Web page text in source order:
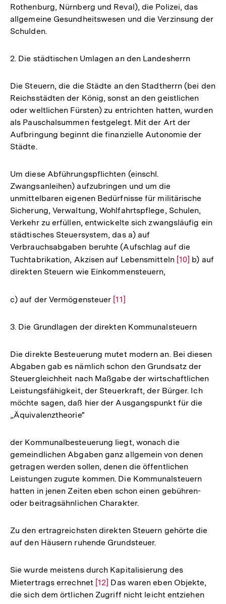
Rothenburg, Nürnberg und Reval), die Polizei, das
allgemeine Gesundheitswesen und die Verzinsung der
Schulden.
2. Die städtischen Umlagen an den Landesherrn
Die Steuern, die die Städte an den Stadtherrn (bei den
Reichsstädten der König, sonst an den geistlichen
oder weltlichen Fürsten) zu entrichten hatten, wurden
als Pauschalsummen festgelegt. Mit der Art der
Aufbringung beginnt die finanzielle Autonomie der
Städte.
Um diese Abführungspflichten (einschl.
Zwangsanleihen) aufzubringen und um die
unmittelbaren eigenen Bedürfnisse für militärische
Sicherung, Verwaltung, Wohlfahrtspflege, Schulen,
Verkehr zu erfüllen, entwickelte sich zwangsläufig ein
städtisches Steuersystem, das a) auf
Verbrauchsabgaben beruhte (Aufschlag auf die
Tuchtabrikation, Akzisen auf Lebensmitteln Zur
[10] b) auf
direkten Steuern wie Einkommensteuern,
c) auf der Vermögensteuer Zur
der
[11]
3. Die Grundlagen der direkten Kommunalsteuern
Die direkte Besteuerung mutet modern an. Bei diesen
Abgaben gab es nämlich schon den Grundsatz der
Steuergleichheit nach Maßgabe der wirtschaftlichen
Leistungsfähigkeit, der Steuerkraft, der Bürger. Ich
möchte sagen, daß hier der Ausgangspunkt für die
„Äquivalenztheorie"
der Kommunalbesteuerung liegt, wonach die
gemeindlichen Abgaben ganz allgemein von denen
getragen werden sollen, denen die öffentlichen
Leistungen zugute kommen. Die Kommunalsteuern
hatten in jenen Zeiten eben schon einen gebühren-
oder beitragsähnlichen Charakter.
Zu den ertragreichsten direkten Steuern gehörte die
auf den Häusern ruhende Grundsteuer.
Sie wurde meistens durch Kapitalisierung des
Mietertrags errechnet Zur
Auflösung
[12] Das waren eben Objekte,
die sich dem örtlichen Zugriff nicht leicht entziehen